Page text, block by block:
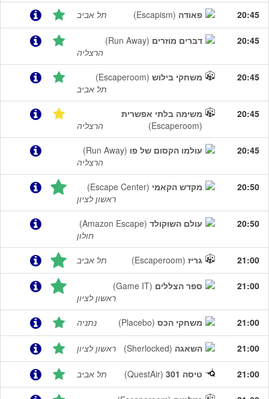
20:45 פאודה (Escapism) תל אביב
20:45 דברים מוזרים (Run Away)
הרצליה
20:45 משחקי בילוש (Escaperoom)
תל אביב
20:45
משימה בלתי אפשרית
(Escaperoom)
הרצליה
20:45 עולמו הקסום של פו (Run Away)
הרצליה
20:50 מקדש הקאמי (Escape Center)
ראשון לציון
20:50 עולם השוקולד (Amazon Escape)
חולון
21:00 גריז (Escaperoom) תל אביב
21:00 ספר הצללים (Game IT)
ראשון לציון
21:00 משחקי הכס (Placebo) נתניה
21:00 השאגה (Sherlocked) ראשון לציון
21:00 טיסה 301 (QuestAir) תל אביב